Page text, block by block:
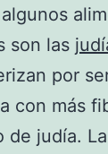
son las
por
con más
de judía.